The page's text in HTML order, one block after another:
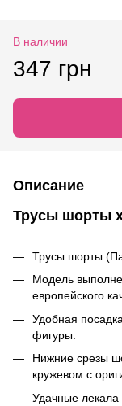
В наличии
347 грн
Описание
Трусы шорты
Трусы шорты
Модель
европейского
Удобная
фигуры.
Нижние срезы
кружевом с
Удачные